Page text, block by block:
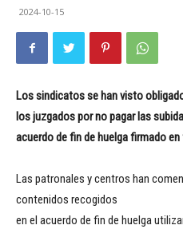
2024-10-15
Los sindicatos se han visto
los juzgados por no pagar las
acuerdo de fin de huelga firmado
Las patronales y centros han
contenidos recogidos
en el acuerdo de fin de huelga